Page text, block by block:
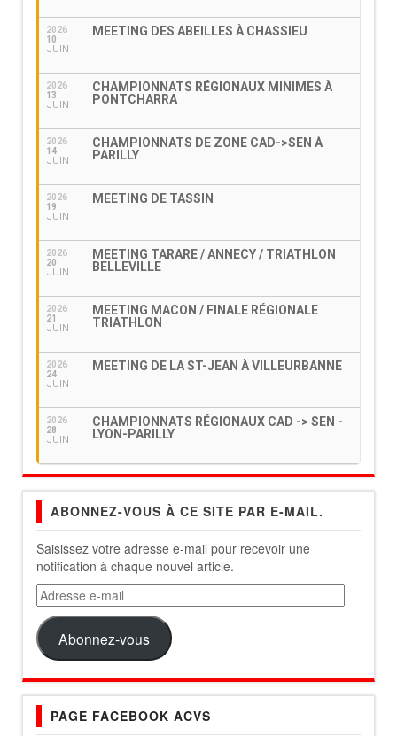
2026
10
JUIN
MEETING DES ABEILLES À CHASSIEU
2026
13
JUIN
CHAMPIONNATS RÉGIONAUX MINIMES À
PONTCHARRA
2026
14
JUIN
CHAMPIONNATS DE ZONE CAD->SEN À
PARILLY
2026
19
JUIN
MEETING DE TASSIN
2026
20
JUIN
MEETING TARARE / ANNECY / TRIATHLON
BELLEVILLE
2026
21
JUIN
MEETING MACON / FINALE RÉGIONALE
TRIATHLON
2026
24
JUIN
MEETING DE LA ST-JEAN À VILLEURBANNE
2026
28
JUIN
CHAMPIONNATS RÉGIONAUX CAD -> SEN -
LYON-PARILLY
ABONNEZ-VOUS À CE SITE PAR E-MAIL.
Saisissez votre adresse e-mail pour recevoir une
notification à chaque nouvel article.
Adresse
e-
mail
Abonnez-vous
PAGE FACEBOOK ACVS